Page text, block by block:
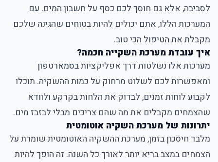
לסביבה, אלא גם חוסך לכם כסף על חשבון המים. עם
המערכות הללו, אתם יכולים להיות בטוחים שהגינה שלכם
מקבלת את הטיפול הכי טוב.
איך עובדת מערכת השקייה חכמה?
מערכות אלו נשלטות דרך אפליקציות בסמארטפון
ומאפשרות לכם לשלוט מרחוק על כמות ההשקיה. תוכלו
לקבוע לוחות זמנים, לבדוק את הלחות בקרקע ולוודא
שהצמחים מקבלים את מה שהם צריכים מבלי לבזבז מים.
יתרונות של מערכת השקיה אוטומטית
מלבד חיסכון בזמן, מערכת ההשקיה האוטומטית שומרת על
הצמחים במצב בריא יותר לאורך כל השנה. זה הופך להיות